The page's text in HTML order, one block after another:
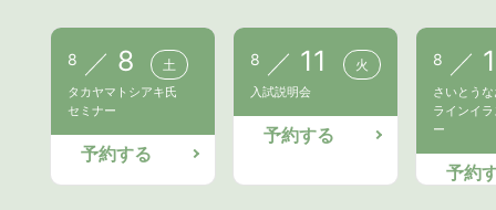
8 8 土
タカヤマトシアキ氏
セミナー
予約する
8 11 火
入試説明会
予約する
8
さいとう
ラインイ
ー
予約